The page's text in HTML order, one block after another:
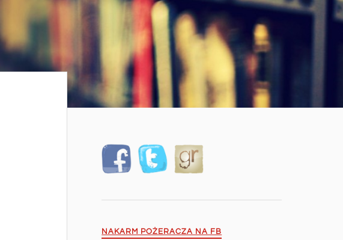
NAKARM POŻERACZA NA FB